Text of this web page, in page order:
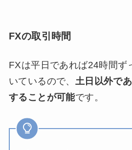
FXの取引時間
FXは平日であれば24時間ず
いているので、 土日以外で
することが可能です。